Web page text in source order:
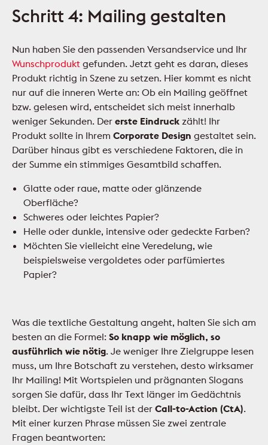
Schritt 4: Mailing gestalten
Nun haben Sie den passenden Versandservice und Ihr
Wunschprodukt gefunden. Jetzt geht es daran, dieses
Produkt richtig in Szene zu setzen. Hier kommt es nicht
nur auf die inneren Werte an: Ob ein Mailing geöffnet
bzw. gelesen wird, entscheidet sich meist innerhalb
weniger Sekunden. Der erste Eindruck zählt! Ihr
Produkt sollte in Ihrem Corporate Design gestaltet sein.
Darüber hinaus gibt es verschiedene Faktoren, die in
der Summe ein stimmiges Gesamtbild schaffen.
Glatte oder raue, matte oder glänzende
Oberfläche?
Schweres oder leichtes Papier?
Helle oder dunkle, intensive oder gedeckte Farben?
Möchten Sie vielleicht eine Veredelung, wie
beispielsweise vergoldetes oder parfümiertes
Papier?
Was die textliche Gestaltung angeht, halten Sie sich am
besten an die Formel: So knapp wie möglich, so
ausführlich wie nötig. Je weniger Ihre Zielgruppe lesen
muss, um Ihre Botschaft zu verstehen, desto wirksamer
Ihr Mailing! Mit Wortspielen und prägnanten Slogans
sorgen Sie dafür, dass Ihr Text länger im Gedächtnis
bleibt. Der wichtigste Teil ist der Call-to-Action (CtA).
Mit einer kurzen Phrase müssen Sie zwei zentrale
Fragen beantworten: